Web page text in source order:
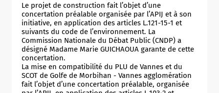
Le projet de construction fait l’objet d’une
concertation préalable organisée par l’APIJ et à son
initiative, en application des articles L.121-15-1 et
suivants du code de l’environnement. La
Commission Nationale du Débat Public (CNDP) a
désigné Madame Marie GUICHAOUA garante de cette
concertation.
La mise en compatibilité du PLU de Vannes et du
SCOT de Golfe de Morbihan - Vannes agglomération
fait l’objet d’une concertation préalable, organisée